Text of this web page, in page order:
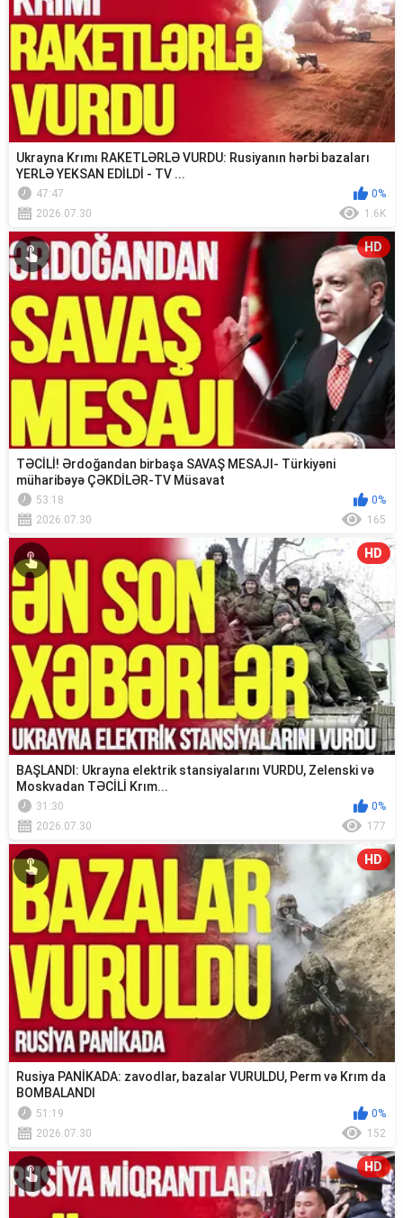
Ukrayna Krımı RAKETLƏRLƏ VURDU: Rusiyanın hərbi bazaları
YERLƏ YEKSAN EDİLDİ - TV ...
47:47
0%
2026.07.30
1.6K
HD
TƏCİLİ! Ərdoğandan birbaşa SAVAŞ MESAJI- Türkiyəni
müharibəyə ÇƏKDİLƏR-TV Müsavat
53:18
0%
2026.07.30
165
HD
BAŞLANDI: Ukrayna elektrik stansiyalarını VURDU, Zelenski və
Moskvadan TƏCİLİ Krım...
31:30
0%
2026.07.30
177
HD
Rusiya PANİKADA: zavodlar, bazalar VURULDU, Perm və Krım da
BOMBALANDI
51:19
0%
2026.07.30
152
HD